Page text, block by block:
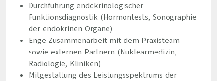
Durchführung endokrinologischer
Funktionsdiagnostik (Hormontests, Sonographie
der endokrinen Organe)
Enge Zusammenarbeit mit dem Praxisteam
sowie externen Partnern (Nuklearmedizin,
Radiologie, Kliniken)
Mitgestaltung des Leistungsspektrums der